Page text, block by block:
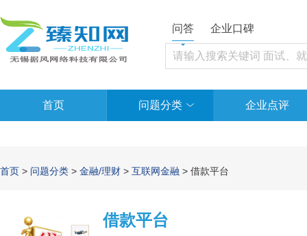
问答 企业口碑
首页 问题分类 企业点评
首页 > 问题分类 > 金融/理财 > 互联网金融 > 借款平台
借款平台